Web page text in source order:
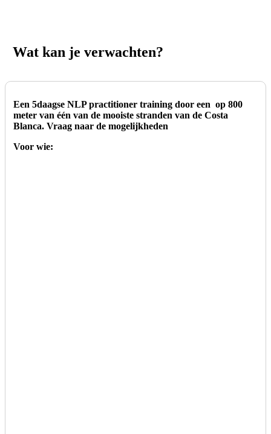
Wat kan je verwachten?
Een 5daagse NLP practitioner training door een op 800
meter van één van de mooiste stranden van de Costa
Blanca. Vraag naar de mogelijkheden
Voor wie: